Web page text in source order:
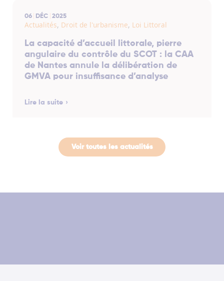
06 DÉC 2025
Actualités, Droit de l'urbanisme, Loi Littoral
La capacité d’accueil littorale, pierre
angulaire du contrôle du SCOT : la CAA
de Nantes annule la délibération de
GMVA pour insuffisance d’analyse
Lire la suite
Voir toutes les actualités